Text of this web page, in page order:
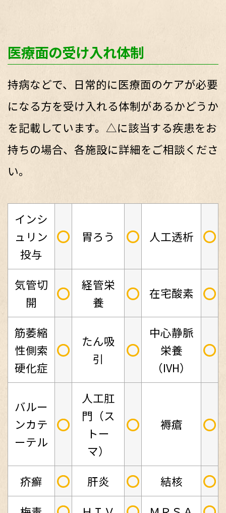
医療面の受け入れ体制
持病などで、日常的に医療面のケアが必要
になる方を受け入れる体制があるかどうか
を記載しています。△に該当する疾患をお
持ちの場合、各施設に詳細をご相談くださ
い。
インシ
ュリン
投与
○ 胃ろう ○ 人工透析 ○
気管切
開
○
経管栄
養
○ 在宅酸素 ○
筋萎縮
性側索
硬化症
○
たん吸
引
○
中心静脈
栄養
（IVH）
○
バルー
ンカテ
ーテル
○
人工肛
門（ス
トー
マ）
○ 褥瘡 ○
疥癬 ○ 肝炎 ○ 結核 ○